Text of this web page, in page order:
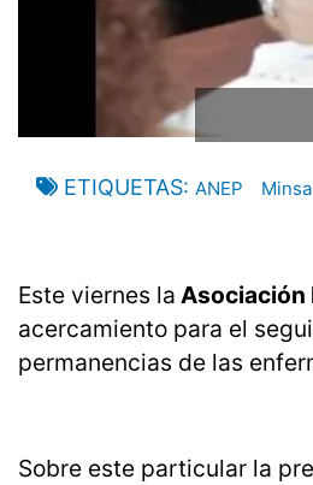
ETIQUETAS ANEP Minsa
Este viernes la Asociación
acercamiento para el
permanencias de las
Sobre este particular la